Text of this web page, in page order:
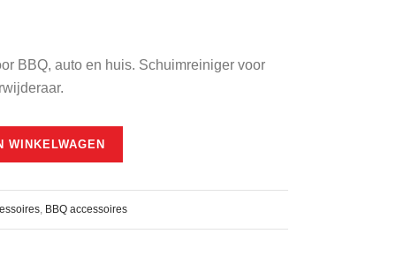
BBQ, auto en huis. Schuimreiniger voor
WINKELWAGEN
, BBQ accessoires